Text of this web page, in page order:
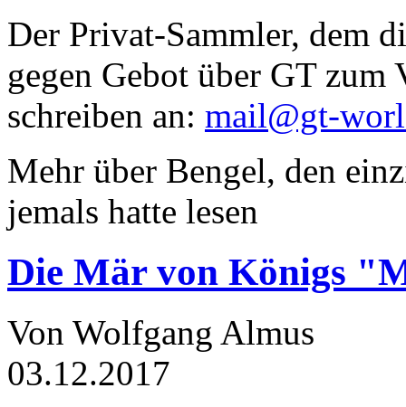
Der Privat-Sammler, dem
gegen Gebot über GT zum
schreiben an: mail@gt-
Mehr über Bengel, den
jemals hatte lesen
Die Mär von Königs
Von Wolfgang Almus
03.12.2017